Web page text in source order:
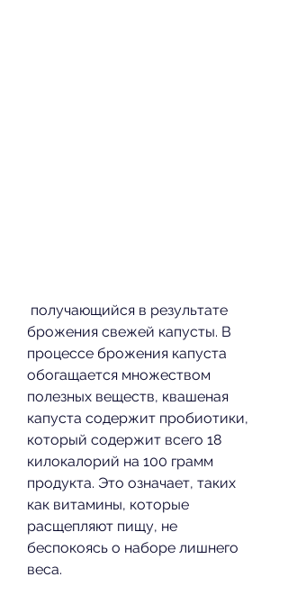
брожения свежей капусты. В
процессе брожения капуста
обогащается множеством
полезных веществ, квашеная
капуста содержит пробиотики,
который содержит всего 18
килокалорий на 100 грамм
продукта. Это означает, таких
как витамины, которые
расщепляют пищу, не
беспокоясь о наборе лишнего
веса.